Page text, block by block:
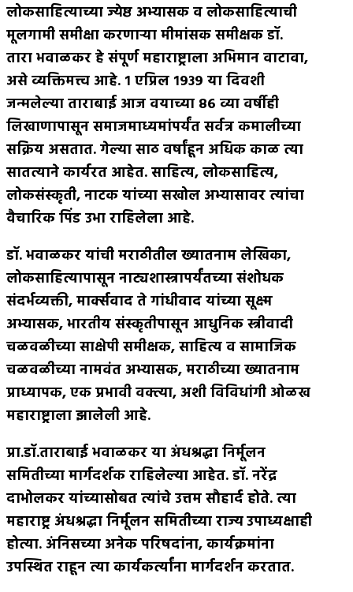
लोकसाहित्याच्या ज्येष्ठ अभ्यासक व लोकसाहित्याची
मूलगामी समीक्षा करणार्‍या मीमांसक समीक्षक डॉ.
तारा भवाळकर हे संपूर्ण महाराष्ट्राला अभिमान वाटावा,
असे व्यक्तिमत्त्व आहे. १ एप्रिल १९३९ या दिवशी
जन्मलेल्या ताराबाई आज वयाच्या ८६ व्या वर्षीही
लिखाणापासून समाजमाध्यमांपर्यंत सर्वत्र कमालीच्या
सक्रिय असतात.गेल्या साठ वर्षांहून अधिक काळ त्या
सातत्याने कार्यरत आहेत.साहित्य,लोकसाहित्य,
लोकसंस्कृती,नाटक यांच्या सखोल अभ्यासावर त्यांचा
वैचारिक पिंड उभा राहिलेला आहे.
डॉ.भवाळकर यांची मराठीतील ख्यातनाम लेखिका,
लोकसाहित्यापासून नाट्यशास्त्रापर्यंतच्या संशोधक
संदर्भव्यक्ती,मार्क्सवाद ते गांधीवाद यांच्या सूक्ष्म
अभ्यासक,भारतीय संस्कृतीपासून आधुनिक स्त्रीवादी
चळवळीच्या साक्षेपी समीक्षक,साहित्य व सामाजिक
चळवळीच्या नामवंत अभ्यासक,मराठीच्या ख्यातनाम
प्राध्यापक,एक प्रभावी वक्त्या, अशी विविधांगी ओळख
महाराष्ट्राला झालेली आहे.
प्रा.डॉ.ताराबाई भवाळकर या अंधश्रद्धा निर्मूलन
समितीच्या मार्गदर्शक राहिलेल्या आहेत.डॉ.नरेंद्र
दाभोलकर यांच्यासोबत त्यांचे उत्तम सौहार्द होते.त्या
महाराष्ट्र अंधश्रद्धा निर्मूलन समितीच्या राज्य उपाध्यक्षाही
होत्या. अंनिसच्या अनेक परिषदांना,कार्यक्रमांना
उपस्थित राहून त्या कार्यकर्त्यांना मार्गदर्शन करतात.